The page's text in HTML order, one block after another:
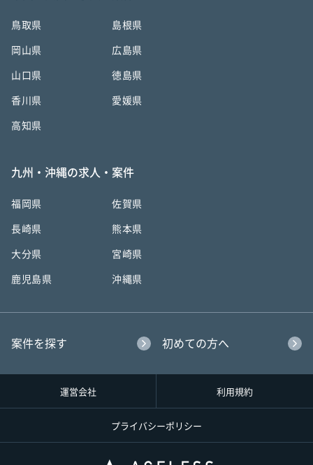
鳥取県 島根県
岡山県 広島県
山口県 徳島県
香川県 愛媛県
高知県
九州・沖縄の求人・案件
福岡県 佐賀県
長崎県 熊本県
大分県 宮崎県
鹿児島県 沖縄県
案件を探す 初めての方へ
運営会社 利用規約
プライバシーポリシー